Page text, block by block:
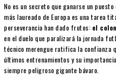
No es un secreto que ganarse un
más laureado de Europa es una tarea
perseverancia han dado frutos: el
en el duelo que paralizará la jornada
técnico merengue ratifica la confianza
últimos entrenamientos y su
siempre peligroso gigante bávaro.